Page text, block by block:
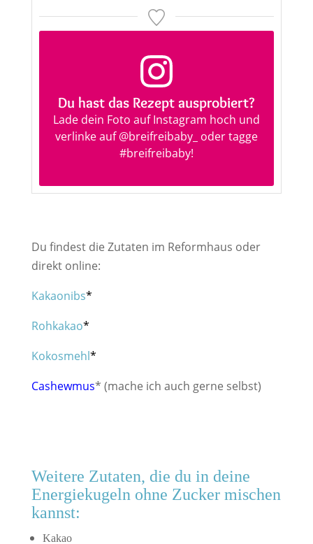
Du hast das Rezept ausprobiert?
Lade dein Foto auf Instagram hoch und
verlinke auf@breifreibaby_ oder tagge
#breifreibaby!
Du findest die Zutaten im Reformhaus oder
direkt online:
Kakaonibs*
Rohkakao*
Kokosmehl*
Cashewmus* (mache ich auch gerne selbst)
Weitere Zutaten, die du in deine
Energiekugeln ohne Zucker mischen
kannst:
Kakao